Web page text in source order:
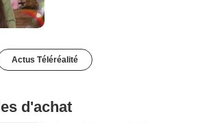
Actus Téléréalité
d'achat